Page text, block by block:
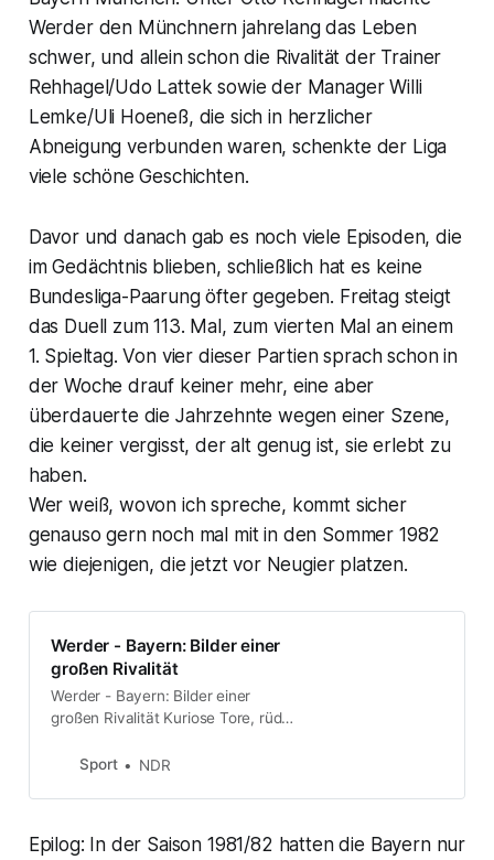
Werder den Münchnern jahrelang das Leben
schwer, und allein schon die Rivalität der Trainer
Rehhagel/Udo Lattek sowie der Manager Willi
Lemke/Uli Hoeneß, die sich in herzlicher
Abneigung verbunden waren, schenkte der Liga
viele schöne Geschichten.
Davor und danach gab es noch viele Episoden, die
im Gedächtnis blieben, schließlich hat es keine
Bundesliga-Paarung öfter gegeben. Freitag steigt
das Duell zum 113. Mal, zum vierten Mal an einem
1. Spieltag. Von vier dieser Partien sprach schon in
der Woche drauf keiner mehr, eine aber
überdauerte die Jahrzehnte wegen einer Szene,
die keiner vergisst, der alt genug ist, sie erlebt zu
haben.
Wer weiß, wovon ich spreche, kommt sicher
genauso gern noch mal mit in den Sommer 1982
wie diejenigen, die jetzt vor Neugier platzen.
Werder - Bayern: Bilder einer
großen Rivalität
Werder - Bayern: Bilder einer
großen Rivalität Kuriose Tore, rüde
Denkwürdige Duelle gab es
den Bremer Erfolgsjahren unter
Sport NDR
Epilog: In der Saison 1981/82 hatten die Bayern nur